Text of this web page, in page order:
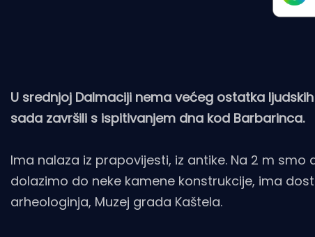
U srednjoj Dalmaciji nema većeg ostatka
sada završili s ispitivanjem dna kod Barbarinca.
Ima nalaza iz prapovijesti, iz antike. Na 2 m
dolazimo do neke kamene konstrukcije, ima
arheologinja, Muzej grada Kaštela.